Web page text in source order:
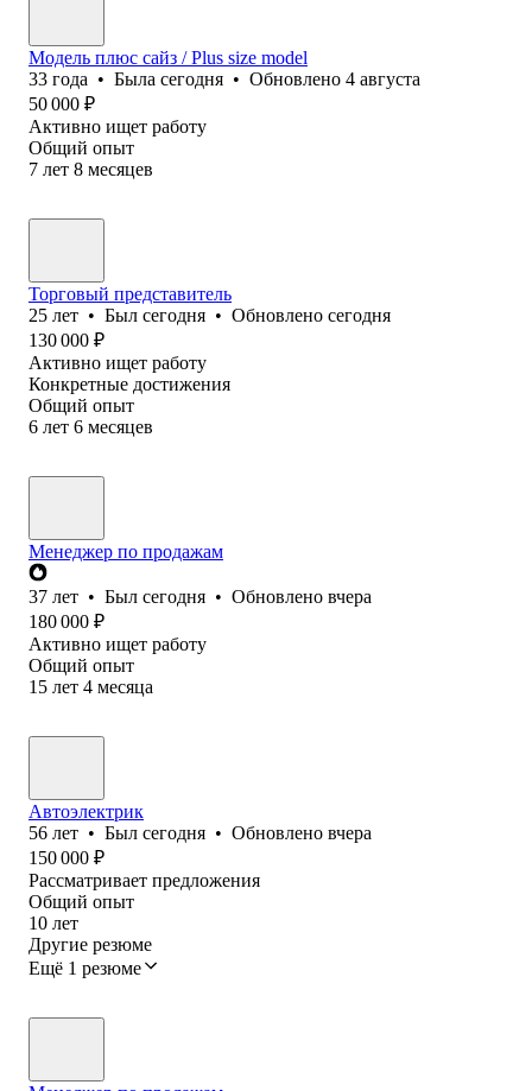
Модель плюс сайз / Plus size model
33 года • Была сегодня • Обновлено 4 августа
50 000 ₽
Активно ищет работу
Общий опыт
7 лет 8 месяцев
Торговый представитель
25 лет • Был сегодня • Обновлено сегодня
130 000 ₽
Активно ищет работу
Конкретные достижения
Общий опыт
6 лет 6 месяцев
Менеджер по продажам
37 лет • Был сегодня • Обновлено вчера
180 000 ₽
Активно ищет работу
Общий опыт
15 лет 4 месяца
Автоэлектрик
56 лет • Был сегодня • Обновлено вчера
150 000 ₽
Рассматривает предложения
Общий опыт
10 лет
Другие резюме
Ещё 1 резюме